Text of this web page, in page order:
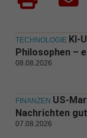
TECHNOLOGIE KI-
Philosophen –
08.08.2026
FINANZEN US-
Nachrichten
07.08.2026